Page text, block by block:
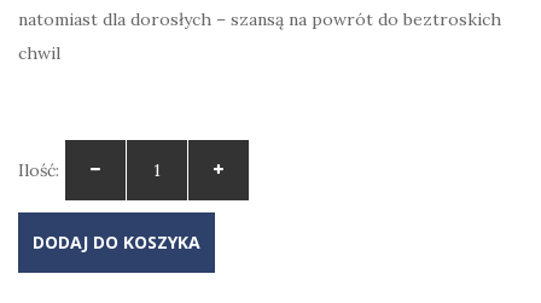
natomiast dla dorosłych – szansą na powrót do beztroskich
chwil
Ilość:
DODAJ DO KOSZYKA